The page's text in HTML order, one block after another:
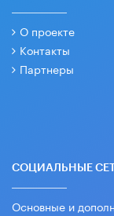
О проекте
Контакты
Партнеры
СОЦИАЛЬНЫЕ
Основные и